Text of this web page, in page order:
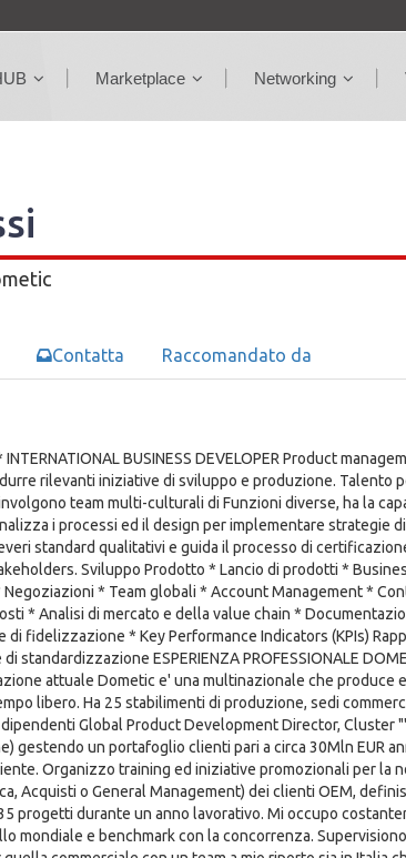
Marketplace Networking
Contatta Raccomandato da
INTERNATIONAL BUSINESS DEVELOPER Product
rilevanti iniziative di sviluppo e produzione. Talento
team multi-culturali di Funzioni diverse, ha la
i processi ed il design per implementare strategie
standard qualitativi e guida il processo di
Sviluppo Prodotto * Lancio di prodotti *
* Team globali * Account Management *
* Analisi di mercato e della value chain *
di fidelizzazione * Key Performance Indicators (KPIs)
standardizzazione ESPERIENZA PROFESSIONALE
attuale Dometic e' una multinazionale che produce
libero. Ha 25 stabilimenti di produzione, sedi
dipendenti Global Product Development Director, Cluster
gestendo un portafoglio clienti pari a circa 30Mln EUR
Organizzo training ed iniziative promozionali per la
Acquisti o General Management) dei clienti OEM,
progetti durante un anno lavorativo. Mi occupo
mondiale e benchmark con la concorrenza.